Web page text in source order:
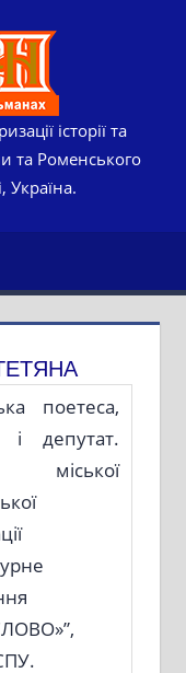
історії та
та Роменського
Україна.
поетеса,
і депутат.
міської